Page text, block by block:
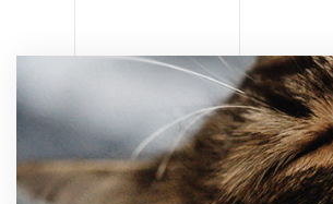
d
e
l
c
o
n